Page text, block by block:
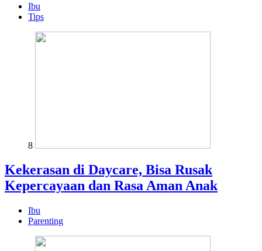
Ibu
Tips
8
Kekerasan di Daycare, Bisa Rusak
Kepercayaan dan Rasa Aman Anak
Ibu
Parenting